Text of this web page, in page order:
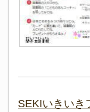
SEKIいきいき